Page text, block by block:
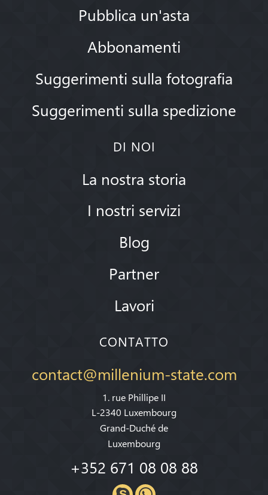
Pubblica un'asta
Abbonamenti
Suggerimenti sulla fotografia
Suggerimenti sulla spedizione
DI NOI
La nostra storia
I nostri servizi
Blog
Partner
Lavori
CONTATTO
contact@millenium-state.com
1. rue Phillipe II
L-2340 Luxembourg
Grand-Duché de
Luxembourg
+352 671 08 08 88